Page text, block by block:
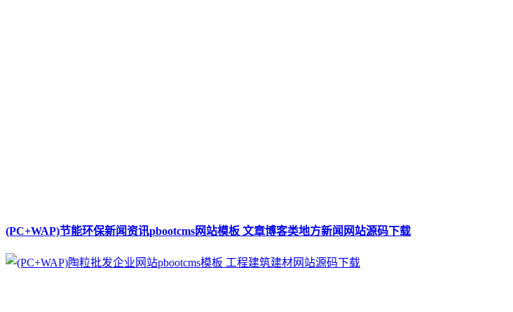
(PC+WAP)节能环保新闻资讯pbootcms网站模板 文章博客类地方新闻网站源码下载